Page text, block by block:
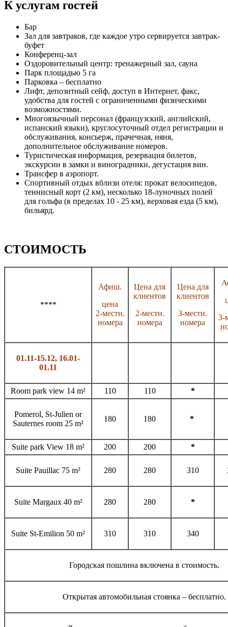
К услугам гостей
Бар
Зал для завтраков, где каждое утро сервируется завтрак-
буфет
Конференц-зал
Оздоровительный центр: тренажерный зал, сауна
Парк площадью 5 га
Парковка – бесплатно
Лифт, депозитный сейф, доступ в Интернет, факс,
удобства для гостей с ограниченными физическими
возможностями.
Многоязычный персонал (французский, английский,
испанский языки), круглосуточный отдел регистрации и
обслуживания, консьерж, прачечная, няня,
дополнительное обслуживание номеров.
Туристическая информация, резервация билетов,
экскурсии в замки и виноградники, дегустация вин.
Трансфер в аэропорт.
Спортивный отдых вблизи отеля: прокат велосипедов,
теннисный корт (2 км), несколько 18-луночных полей
для гольфа (в пределах 10 - 25 км), верховая езда (5 км),
бильярд.
СТОИМОСТЬ
****
Афиш.
цена
2-местн.
номера
Цена для
клиентов
2-местн.
номера
Цена для
клиентов
3-местн.
номера
3-
01.11-15.12, 16.01-
01.11
Room park view 14 m² 110 110 *
Pomerol, St-Julien or
Sauternes room 25 m²
180 180 *
Suite park View 18 m² 200 200 *
Suite Pauillac 75 m² 280 280 310
Suite Margaux 40 m² 280 280 *
Suite St-Emilion 50 m² 310 310 340
Городская пошлина включена в стоимость.
Открытая автомобильная стоянка – бесплатно.